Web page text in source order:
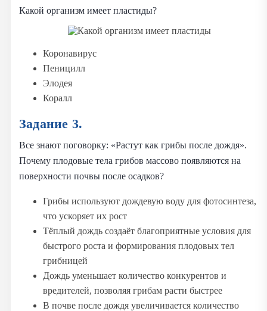
Какой организм имеет пластиды?
Коронавирус
Пеницилл
Элодея
Коралл
Задание 3.
Все знают поговорку: «Растут как грибы после дождя».
Почему плодовые тела грибов массово появляются на
поверхности почвы после осадков?
Грибы используют дождевую воду для фотосинтеза,
что ускоряет их рост
Тёплый дождь создаёт благоприятные условия для
быстрого роста и формирования плодовых тел
грибницей
Дождь уменьшает количество конкурентов и
вредителей, позволяя грибам расти быстрее
В почве после дождя увеличивается количество